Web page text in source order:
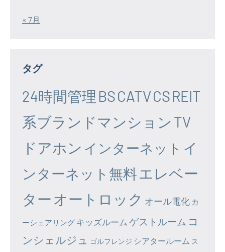
« 7月
タグ
24時間管理 BSCATVCSREIT
系ブランドマンション TV
ドアホン インターネット イ
ンターネット無料エレベー
ター オートロック オール電化 カ
ーシェアリング キッズルーム ゲストルーム コ
ンシェルジュ
ゴルフレンジ シアタールーム ス